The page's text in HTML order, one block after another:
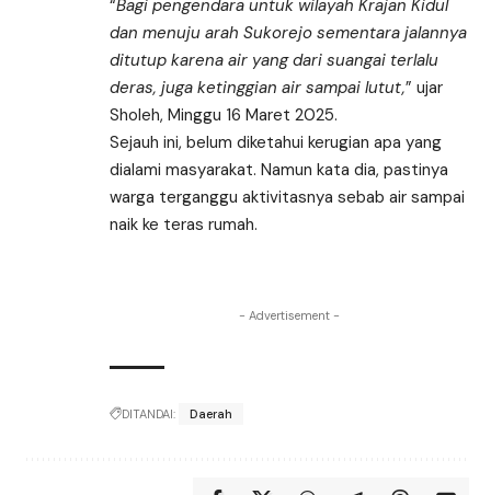
“Bagi pengendara untuk wilayah Krajan Kidul
dan menuju arah Sukorejo sementara jalannya
ditutup karena air yang dari suangai terlalu
deras, juga ketinggian air sampai lutut,” ujar
Sholeh, Minggu 16 Maret 2025.
Sejauh ini, belum diketahui kerugian apa yang
dialami masyarakat. Namun kata dia, pastinya
warga terganggu aktivitasnya sebab air sampai
naik ke teras rumah.
- Advertisement -
DITANDAI: Daerah